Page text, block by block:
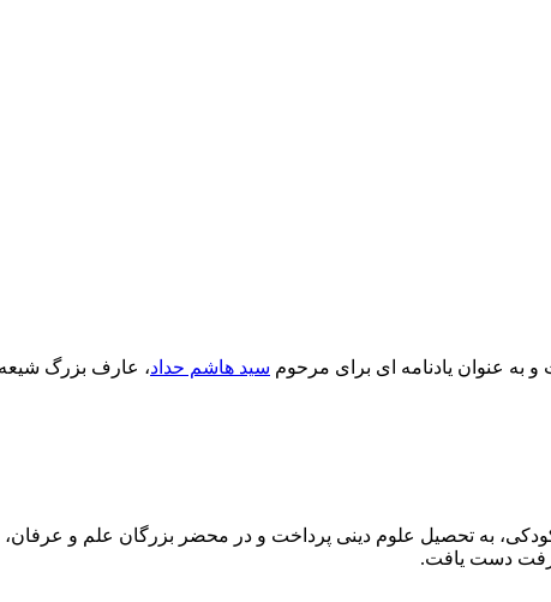
به عنوان یادنامه ای برای مرحوم سید هاشم حداد، عارف بزرگ
دست یافت.